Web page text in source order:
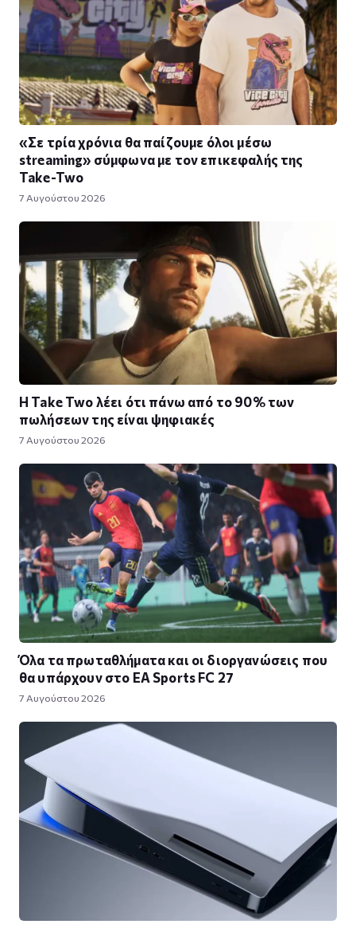
«Σε τρία χρόνια θα παίζουμε όλοι μέσω
streaming» σύμφωνα με τον επικεφαλής της
Take-Two
7 Αυγούστου 2026
Η Take Twο λέει ότι πάνω από το 90% των
πωλήσεων της είναι ψηφιακές
7 Αυγούστου 2026
Όλα τα πρωταθλήματα και οι διοργανώσεις που
θα υπάρχουν στο EA Sports FC 27
7 Αυγούστου 2026